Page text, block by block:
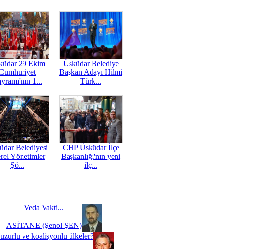
29 Ekim
1...
Üsküdar Belediye
Başkan Adayı Hilmi
Türk...
Belediyesi
Yönetimler
Şö...
CHP Üsküdar İlçe
Başkanlığı'nın yeni
ilç...
Veda Vakti...
ASİTANE (Şenol ŞEN)
ve koalisyonlu ülkeler?